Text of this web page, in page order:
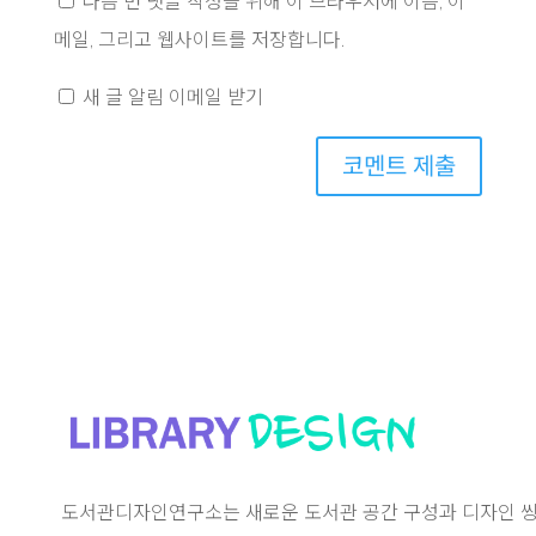
메일, 그리고 웹사이트를 저장합니다.
새 글 알림 이메일 받기
코멘트 제출
도서관디자인연구소는 새로운 도서관 공간 구성과 디자인